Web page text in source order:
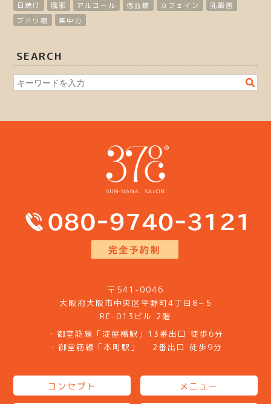
日焼け
風邪 アルコール 低血糖 カフェイン
乳酸菌
ブドウ糖
集中力
SEARCH
〒541-0046
大阪府大阪市中央区平野町4丁目8−5
RE-013ビル 2階
・御堂筋線「淀屋橋駅」13番出口 徒歩6分
・御堂筋線「本町駅」 2番出口 徒歩9分
コンセプト メニュー